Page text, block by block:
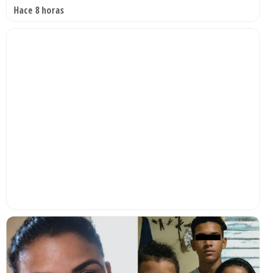
Hace 8 horas